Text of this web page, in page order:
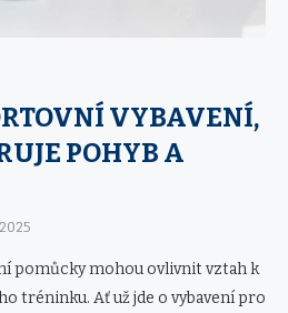
VYBAVENÍ,
POHYB A
pomůcky mohou ovlivnit vztah k
tréninku. Ať už jde o vybavení pro